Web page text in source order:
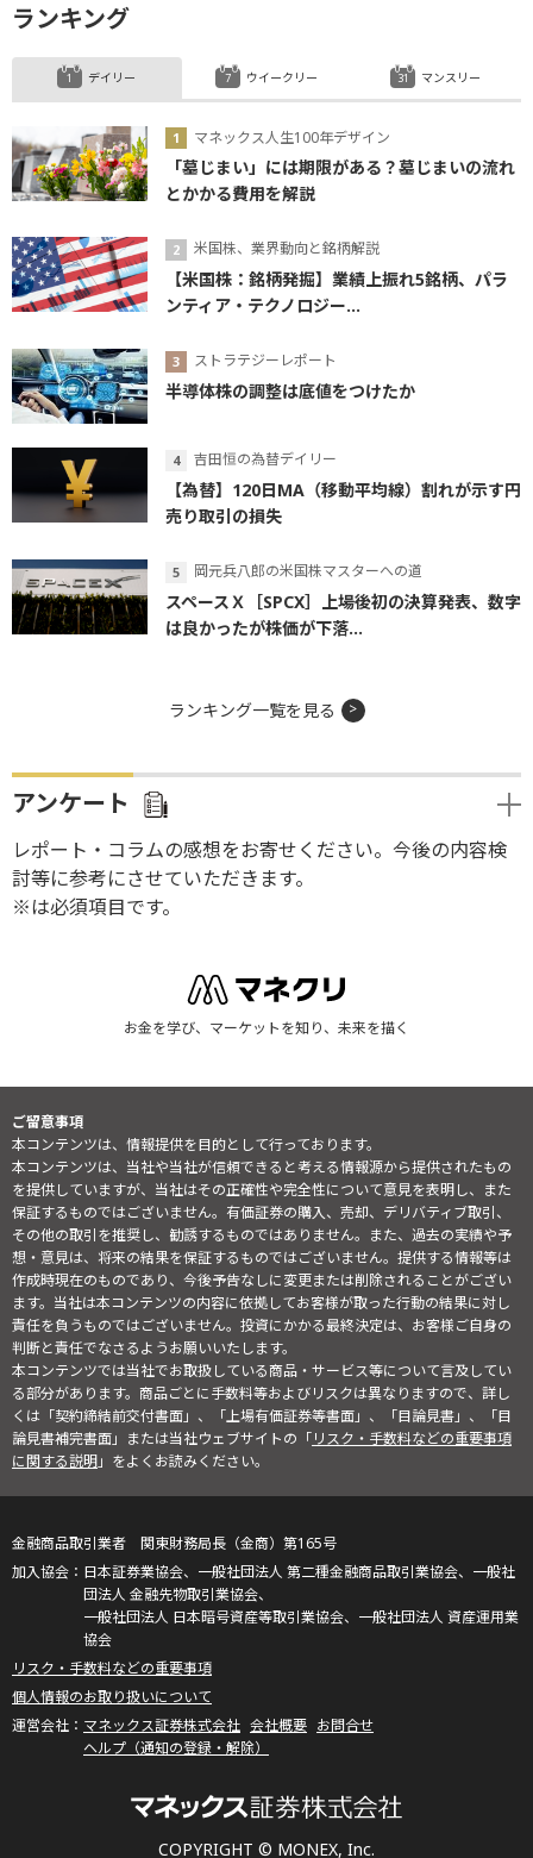
ランキング
デイリー
マネックス人生100年デザイン
「墓じまい」には期限がある？墓じまいの流れ
とかかる費用を解説
米国株、業界動向と銘柄解説
【米国株：銘柄発掘】業績上振れ5銘柄、パラ
ンティア・テクノロジー...
ストラテジーレポート
半導体株の調整は底値をつけたか
吉田恒の為替デイリー
【為替】120日MA（移動平均線）割れが示す円
売り取引の損失
岡元兵八郎の米国株マスターへの道
スペースＸ［SPCX］上場後初の決算発表、数字
は良かったが株価が下落...
ウイークリー マンスリー
ランキング一覧を見る
アンケート
レポート・コラムの感想をお寄せください。今後の内容検
討等に参考にさせていただきます。
※は必須項目です。
お金を学び、マーケットを知り、未来を描く
ご留意事項
本コンテンツは、情報提供を目的として行っております。
本コンテンツは、当社や当社が信頼できると考える情報源から提供されたもの
を提供していますが、当社はその正確性や完全性について意見を表明し、また
保証するものではございません。有価証券の購入、売却、デリバティブ取引、
その他の取引を推奨し、勧誘するものではありません。また、過去の実績や予
想・意見は、将来の結果を保証するものではございません。提供する情報等は
作成時現在のものであり、今後予告なしに変更または削除されることがござい
ます。当社は本コンテンツの内容に依拠してお客様が取った行動の結果に対し
責任を負うものではございません。投資にかかる最終決定は、お客様ご自身の
判断と責任でなさるようお願いいたします。
本コンテンツでは当社でお取扱している商品・サービス等について言及してい
る部分があります。商品ごとに手数料等およびリスクは異なりますので、詳し
くは「契約締結前交付書面」、「上場有価証券等書面」、「目論見書」、「目
論見書補完書面」または当社ウェブサイトの「リスク・手数料などの重要事項
に関する説明」をよくお読みください。
COPYRIGHT © MONEX, Inc.
金融商品取引業者 関東財務局長（金商）第165号
日本証券業協会、一般社団法人 第二種金融商品取引業協会、一般社
団法人 金融先物取引業協会、
一般社団法人 日本暗号資産等取引業協会、一般社団法人 資産運用業
協会
リスク・手数料などの重要事項
個人情報のお取り扱いについて
マネックス証券株式会社 会社概要 お問合せ
ヘルプ（通知の登録・解除）